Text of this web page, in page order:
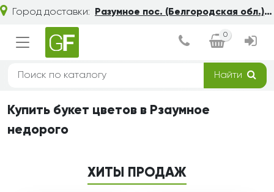
Город доставки: Разумное пос. (Белгородская обл.)
0
Найти
Купить букет цветов в Рзаумное
недорого
ХИТЫ ПРОДАЖ